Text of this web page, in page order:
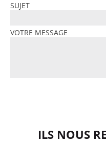
SUJET
VOTRE MESSAGE
ILS NOUS